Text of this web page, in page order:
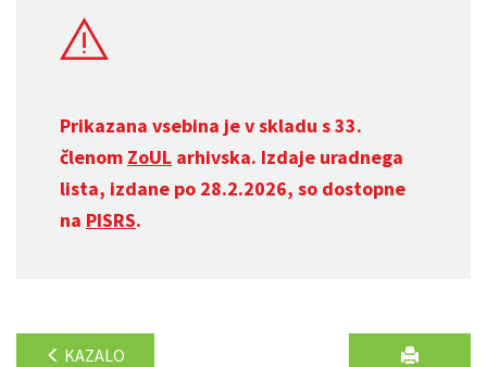
Prikazana vsebina je v skladu s 33.
členom ZoUL arhivska. Izdaje uradnega
lista, izdane po 28.2.2026, so dostopne
na PISRS.
KAZALO